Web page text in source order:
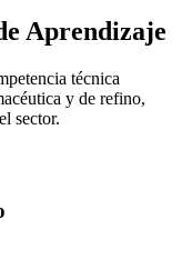
Aprendizaje
técnica
y de refino,
sector.